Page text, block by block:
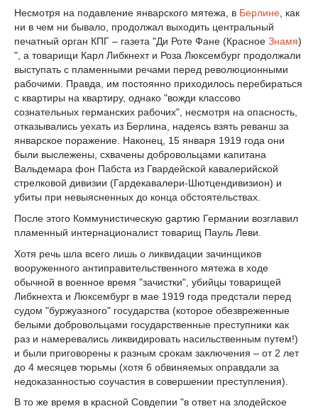
Несмотря на подавление январского мятежа, в Берлине , как
ни в чем ни бывало, продолжал выходить центральный
печатный орган КПГ – газета "Ди Роте Фане (Красное Знамя)
", а товарищи Карл Либкнехт и Роза Люксембург продолжали
выступать с пламенными речами перед революционными
рабочими. Правда, им постоянно приходилось перебираться
с квартиры на квартиру, однако "вожди классово
сознательных германских рабочих", несмотря на опасность,
отказывались уехать из Берлина, надеясь взять реванш за
январское поражение. Наконец, 15 января 1919 года они
были выслежены, схвачены добровольцами капитана
Вальдемара фон Пабста из Гвардейской кавалерийской
стрелковой дивизии (Гардекавалери-Шютцендивизион) и
убиты при невыясненных до конца обстоятельствах.
После этого Коммунистическую gартию Германии возглавил
пламенный интернационалист товарищ Пауль Леви.
Хотя речь шла всего лишь о ликвидации зачинщиков
вооруженного антиправительственного мятежа в ходе
обычной в военное время "зачистки", убийцы товарищей
Либкнехта и Люксембург в мае 1919 года предстали перед
судом "буржуазного" государства (которое обезвреженные
белыми добровольцами государственные преступники как
раз и намеревались ликвидировать насильственным путем!)
и были приговорены к разным срокам заключения – от 2 лет
до 4 месяцев тюрьмы (хотя 6 обвиняемых оправдали за
недоказанностью соучастия в совершении преступления).
В то же время в красной Совдепии "в ответ на злодейское